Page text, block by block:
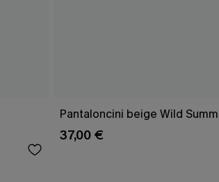
Pantaloncini beige Wild
37,00 €